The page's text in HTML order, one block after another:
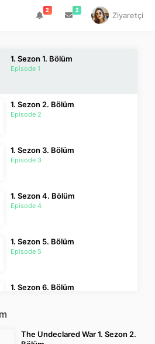
2 2
Ziyaretçi
1. Sezon 1. Bölüm
Episode 1
1. Sezon 2. Bölüm
Episode 2
1. Sezon 3. Bölüm
Episode 3
1. Sezon 4. Bölüm
Episode 4
1. Sezon 5. Bölüm
Episode 5
1. Sezon 6. Bölüm
The Undeclared War 1. Sezon 2.